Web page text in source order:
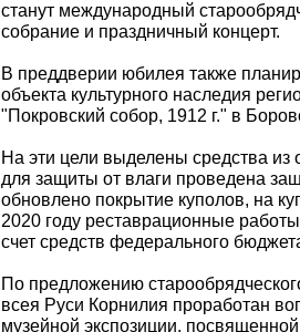
станут международный
собрание и праздничный концерт.
В преддверии юбилея также
объекта культурного наследия
"Покровский собор, 1912 г." в
На эти цели выделены средства из
для защиты от влаги проведена
обновлено покрытие куполов, на
2020 году реставрационные
счет средств федерального
По предложению
всея Руси Корнилия проработан
музейной экспозиции,